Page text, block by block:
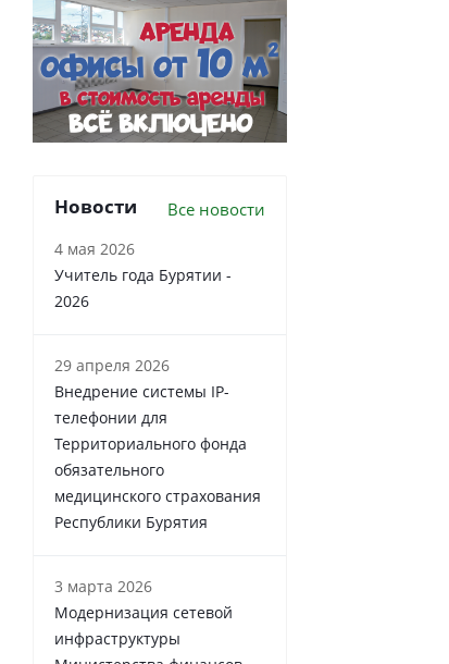
Новости Все новости
4 мая 2026
Учитель года Бурятии -
2026
29 апреля 2026
Внедрение системы IP-
телефонии для
Территориального фонда
обязательного
медицинского страхования
Республики Бурятия
3 марта 2026
Модернизация сетевой
инфраструктуры